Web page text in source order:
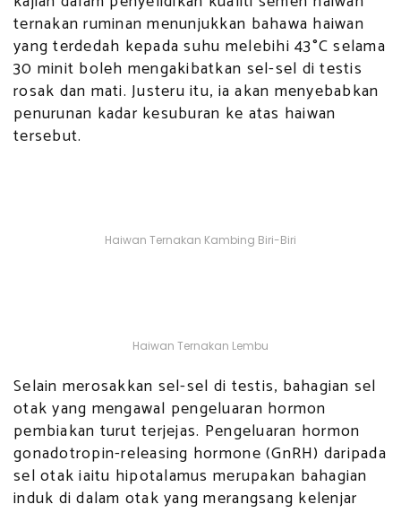
ternakan ruminan menunjukkan bahawa haiwan
yang terdedah kepada suhu melebihi 43°C selama
30 minit boleh mengakibatkan sel-sel di testis
rosak dan mati. Justeru itu, ia akan menyebabkan
penurunan kadar kesuburan ke atas haiwan
tersebut.
Haiwan Ternakan Kambing Biri-Biri
Haiwan Ternakan Lembu
Selain merosakkan sel-sel di testis, bahagian sel
otak yang mengawal pengeluaran hormon
pembiakan turut terjejas. Pengeluaran hormon
gonadotropin-releasing hormone (GnRH) daripada
sel otak iaitu hipotalamus merupakan bahagian
induk di dalam otak yang merangsang kelenjar